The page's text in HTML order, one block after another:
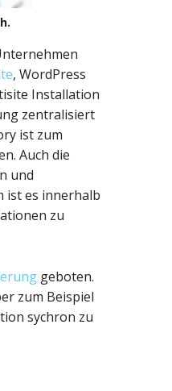
, WordPress
Installation
zentralisiert
ist zum
Auch die
und
ist es innerhalb
zu
geboten.
zum Beispiel
sychron zu